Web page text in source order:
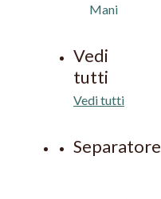
Mani
Vedi
tutti
Vedi tutti
Separatore